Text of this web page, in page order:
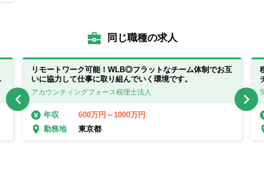
同じ職種の求人
リモートワーク可能！WLB◎フラットなチーム体制でお互
いに協力して仕事に取り組んでいく環境です。
アカウンティングフォース税理士法人
年収
600万円～1000万円
勤務地
東京都